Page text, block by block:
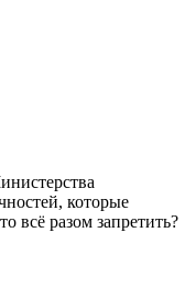
которые
всё разом запретить?